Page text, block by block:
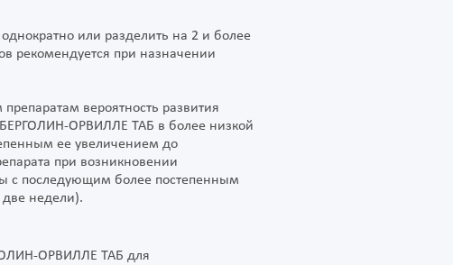
или разделить на 2 и более
рекомендуется при назначении
вероятность развития
ОРВИЛЛЕ ТАБ в более низкой
ее увеличением до
при возникновении
с последующим более постепенным
недели).
ОРВИЛЛЕ ТАБ для